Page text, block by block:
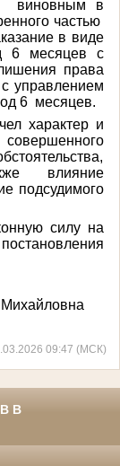
виновным в
частью
в виде
6 месяцев с
права
управлением
6 месяцев.
характер и
влияние
подсудимого
силу на
09:47 (МСК)
В